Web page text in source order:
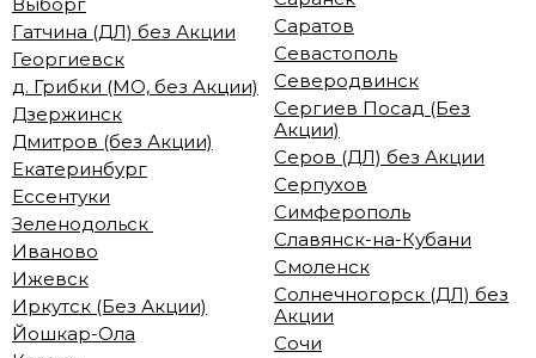
Гатчина (ДЛ) без Акции
Георгиевск
д. Грибки (МО, без Акции)
Дзержинск
Дмитров (без Акции)
Екатеринбург
Ессентуки
Зеленодольск
Иваново
Ижевск
Иркутск (Без Акции)
Йошкар-Ола
Саратов
Севастополь
Северодвинск
Сергиев Посад (Без
Акции)
Серов (ДЛ) без Акции
Серпухов
Симферополь
Славянск-на-Кубани
Смоленск
Солнечногорск (ДЛ) без
Акции
Сочи